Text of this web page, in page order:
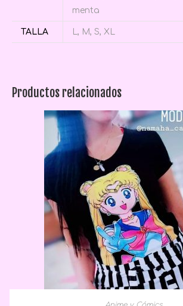
menta
TALLA L, M, S, XL
Productos relacionados
SELECCIONAR OPCIONES